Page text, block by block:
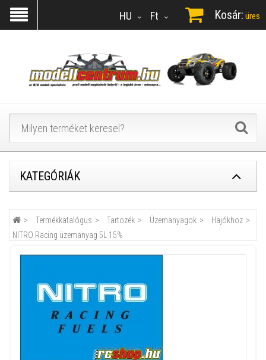
Ft
HU Kosár: üres
KATEGÓRIÁK
Termékkatalógus Tartozék Üzemanyagok
Hajókhoz
NITRO Racing üzemanyag 5L 15%